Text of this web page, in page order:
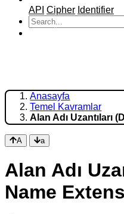
API Cipher Identifier
Anasayfa
Temel Kavramlar
Alan Adı Uzantıları
A a
Alan Adı
Name